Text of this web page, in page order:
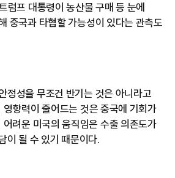
럼프 대통령이 농산물 구매 등 눈에
중국과 타협할 가능성이 있다는 관측도
정성을 무조건 반기는 것은 아니라고
향력이 줄어드는 것은 중국에 기회가
려운 미국의 움직임은 수출 의존도가
이 될 수 있기 때문이다.